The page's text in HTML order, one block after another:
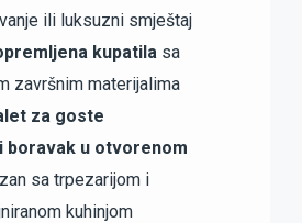
ili luksuzni smještaj
kupatila sa
završnim materijalima
za goste
boravak u otvorenom
sa trpezarijom i
kuhinjom